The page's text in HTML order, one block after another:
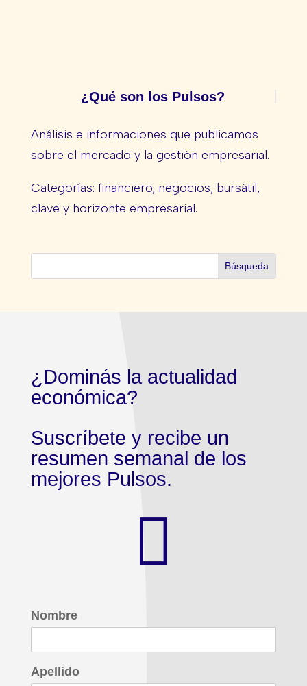
¿Qué son los Pulsos?
Análisis e informaciones que publicamos
sobre el mercado y la gestión empresarial.
Categorías: financiero, negocios, bursátil,
clave y horizonte empresarial.
¿Dominás la actualidad
económica?
Suscríbete y recibe un
resumen semanal de los
mejores Pulsos.

Nombre
Apellido